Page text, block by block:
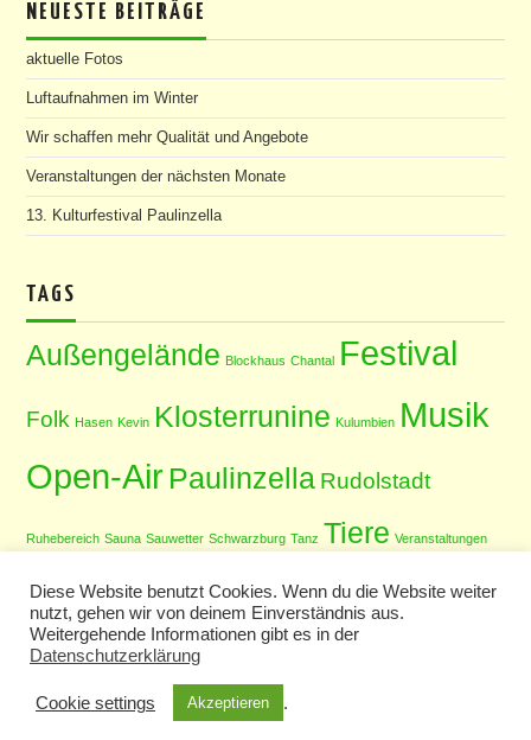
NEUESTE BEITRÄGE
aktuelle Fotos
Luftaufnahmen im Winter
Wir schaffen mehr Qualität und Angebote
Veranstaltungen der nächsten Monate
13. Kulturfestival Paulinzella
TAGS
Außengelände Blockhaus Chantal Festival
Folk Hasen Kevin Klosterrunine Kulumbien Musik
Open-Air Paulinzella Rudolstadt
Ruhebereich Sauna Sauwetter Schwarzburg Tanz Tiere Veranstaltungen
rights reserved.
DesignHieroby aThemes
Diese Website benutzt Cookies. Wenn du die Website weiter
nutzt, gehen wir von deinem Einverständnis aus.
Weitergehende Informationen gibt es in der
Datenschutzerklärung
Cookie settings Akzeptieren .